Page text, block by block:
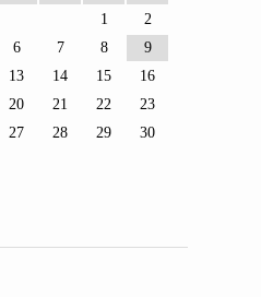
1
2
6 7 8
9
13 14 15
16
20 21 22
23
27 28 29
30